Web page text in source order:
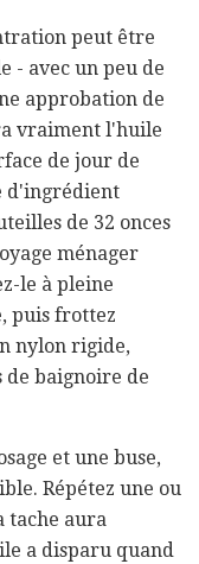
peut être
- avec un peu de
approbation de
vraiment l'huile
de jour de
d'ingrédient
de 32 onces
ménager
le à pleine
puis frottez
nylon rigide,
de baignoire de
et une buse,
Répétez une ou
tache aura
a disparu quand